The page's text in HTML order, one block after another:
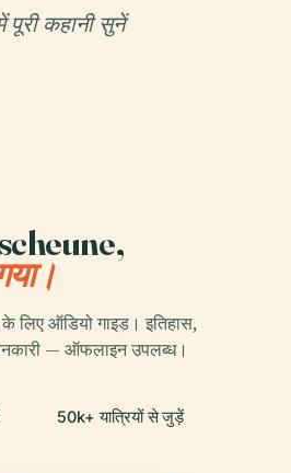
पूरी कहानी सुनें
लिए ऑडियो गाइड। इतिहास,
— ऑफलाइन उपलब्ध।
50k+ यात्रियों से जुड़ें